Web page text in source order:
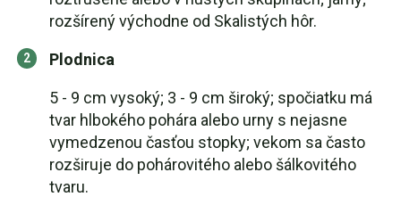
rozšírený východne od Skalistých hôr.
Plodnica
5 - 9 cm vysoký; 3 - 9 cm široký; spočiatku má
tvar hlbokého pohára alebo urny s nejasne
vymedzenou časťou stopky; vekom sa často
rozširuje do pohárovitého alebo šálkovitého
tvaru.